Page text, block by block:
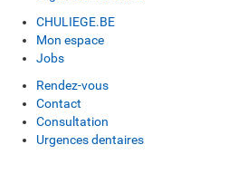
CHULIEGE.BE
Mon espace
Jobs
Rendez-vous
Contact
Consultation
Urgences dentaires